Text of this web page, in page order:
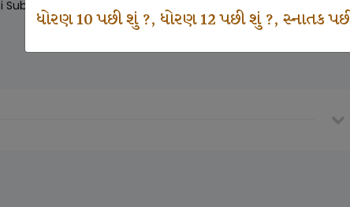
ધોરણ 10 પછી શું ?, ધોરણ 12 પછી શું ?, સ્નાતક